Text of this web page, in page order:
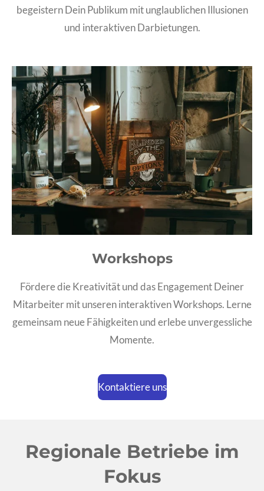
begeistern Dein Publikum mit unglaublichen Illusionen
und interaktiven Darbietungen.
Workshops
Fördere die Kreativität und das Engagement Deiner
Mitarbeiter mit unseren interaktiven Workshops. Lerne
gemeinsam neue Fähigkeiten und erlebe unvergessliche
Momente.
Kontaktiere uns
Regionale Betriebe im
Fokus